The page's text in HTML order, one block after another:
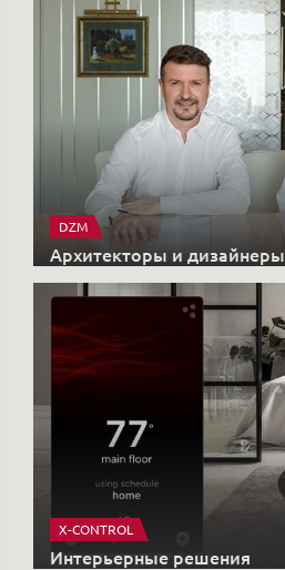
DZM
Архитекторы и дизайнеры
X-CONTROL
Интерьерные решения